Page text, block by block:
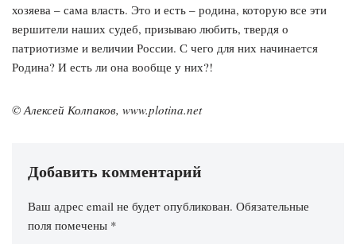
хозяева – сама власть. Это и есть – родина, которую все эти
вершители наших судеб, призываю любить, твердя о
патриотизме и величии России. С чего для них начинается
Родина? И есть ли она вообще у них?!
© Алексей Колпаков, www.plotina.net
Добавить комментарий
Ваш адрес email не будет опубликован. Обязательные
поля помечены *